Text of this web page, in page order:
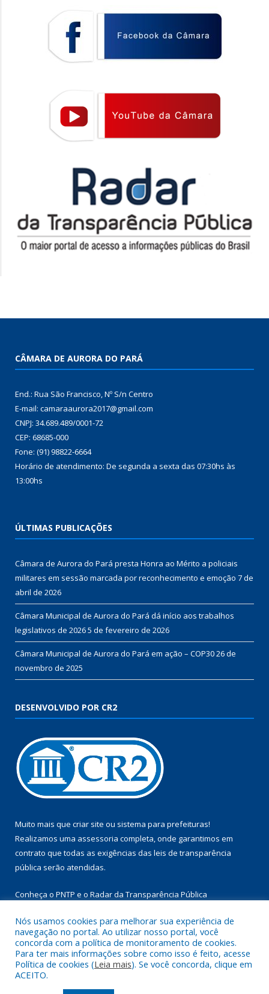
CÂMARA DE AURORA DO PARÁ
End.: Rua São Francisco, Nº S/n Centro
E-mail: camaraaurora2017@gmail.com
CNPJ: 34.689.489/0001-72
CEP: 68685-000
Fone: (91) 98822-6664
Horário de atendimento: De segunda a sexta das 07:30hs às
13:00hs
ÚLTIMAS PUBLICAÇÕES
Câmara de Aurora do Pará presta Honra ao Mérito a policiais
militares em sessão marcada por reconhecimento e emoção 7 de
abril de 2026
Câmara Municipal de Aurora do Pará dá início aos trabalhos
legislativos de 20265 de fevereiro de 2026
Câmara Municipal de Aurora do Pará em ação – COP3026 de
novembro de 2025
DESENVOLVIDO POR CR2
Muito mais que criar site ou sistema para prefeituras!
Realizamos uma assessoria completa, onde garantimos em
contrato que todas as exigências das leis de transparência
pública serão atendidas.
Conheça o PNTP e o Radar da Transparência Pública
Todos os direitos reservados a Câmara Municipal de Aurora do
Pará.
Nós usamos cookies para melhorar sua experiência de
navegação no portal. Ao utilizar nosso portal, você
concorda com a política de monitoramento de cookies.
Para ter mais informações sobre como isso é feito, acesse
Política de cookies (Leia mais). Se você concorda, clique em
ACEITO.